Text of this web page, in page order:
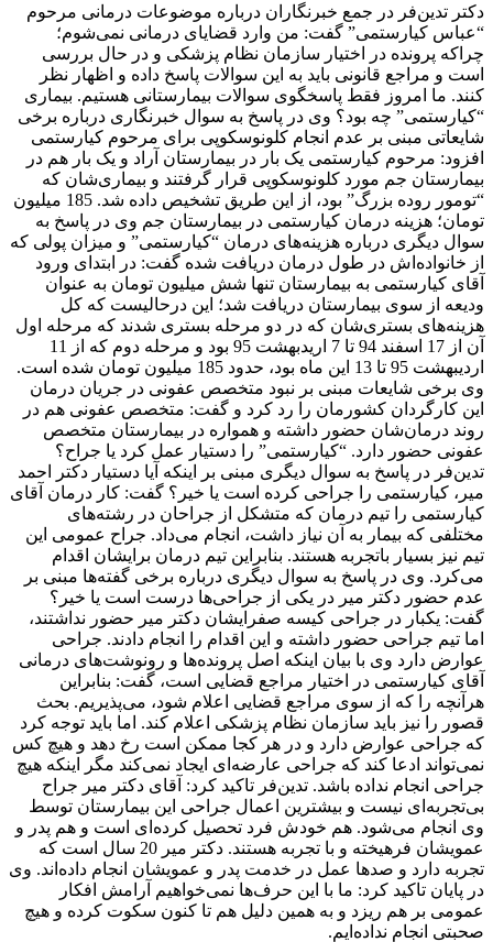
دکتر تدین‌فر در جمع خبرنگاران درباره موضوعات درمانی مرحوم
“عباس کیارستمی” گفت: من وارد قضایای درمانی نمی‌شوم؛
چراکه پرونده در اختیار سازمان نظام پزشکی و در حال بررسی
است و مراجع قانونی باید به این سوالات پاسخ داده و اظهار نظر
کنند. ما امروز فقط پاسخگوی سوالات بیمارستانی هستیم. بیماری
“کیارستمی” چه بود؟ وی در پاسخ به سوال خبرنگاری درباره برخی
شایعاتی مبنی بر عدم انجام کلونوسکوپی برای مرحوم کیارستمی
افزود: مرحوم کیارستمی یک بار در بیمارستان آراد و یک بار هم در
بیمارستان جم مورد کلونوسکوپی قرار گرفتند و بیماری‌شان که
“تومور روده بزرگ” بود، از این طریق تشخیص داده شد. 185 میلیون
تومان؛ هزینه درمان کیارستمی در بیمارستان جم وی در پاسخ به
سوال دیگری درباره هزینه‌های درمان “کیارستمی” و میزان پولی که
از خانواده‌اش در طول درمان دریافت شده گفت: در ابتدای ورود
آقای کیارستمی به بیمارستان تنها شش میلیون تومان به عنوان
ودیعه از سوی بیمارستان دریافت شد؛ این درحالیست که کل
هزینه‌های بستری‌شان که در دو مرحله بستری شدند که مرحله اول
آن از 17 اسفند 94 تا 7 اریدبهشت 95 بود و مرحله دوم که از 11
اردیبهشت 95 تا 13 این ماه بود، حدود 185 میلیون تومان شده است.
وی برخی شایعات مبنی بر نبود متخصص عفونی در جریان درمان
این کارگردان کشورمان را رد کرد و گفت: متخصص عفونی هم در
روند درمان‌شان حضور داشته و همواره در بیمارستان متخصص
عفونی حضور دارد. “کیارستمی” را دستیار عمل کرد یا جراح؟
تدین‌فر در پاسخ به سوال دیگری مبنی بر اینکه آیا دستیار دکتر احمد
میر، کیارستمی را جراحی کرده است یا خیر؟ گفت: کار درمان آقای
کیارستمی را تیم درمان که متشکل از جراحان در رشته‌های
مختلفی که بیمار به آن نیاز داشت، انجام می‌داد. جراح عمومی این
تیم نیز بسیار باتجربه هستند. بنابراین تیم درمان برایشان اقدام
می‌کرد. وی در پاسخ به سوال دیگری درباره برخی گفته‌ها مبنی بر
عدم حضور دکتر میر در یکی از جراحی‌ها درست است یا خیر؟
گفت: یکبار در جراحی کیسه صفرایشان دکتر میر حضور نداشتند،
اما تیم جراحی حضور داشته و این اقدام را انجام دادند. جراحی
عوارض دارد وی با بیان اینکه اصل پرونده‌ها و رونوشت‌های درمانی
آقای کیارستمی در اختیار مراجع قضایی است، گفت: بنابراین
هرآنچه را که از سوی مراجع قضایی اعلام شود، می‌پذیریم. بحث
قصور را نیز باید سازمان نظام پزشکی اعلام کند. اما باید توجه کرد
که جراحی عوارض دارد و در هر کجا ممکن است رخ دهد و هیچ کس
نمی‌تواند ادعا کند که جراحی عارضه‌ای ایجاد نمی‌کند مگر اینکه هیچ
جراحی انجام نداده باشد. تدین‌فر تاکید کرد: آقای دکتر میر جراح
بی‌تجربه‌ای نیست و بیشترین اعمال جراحی این بیمارستان توسط
وی انجام می‌شود. هم خودش فرد تحصیل کرده‌ای است و هم پدر و
عمویشان فرهیخته و با تجربه هستند. دکتر میر 20 سال است که
تجربه دارد و صدها عمل در خدمت پدر و عمویشان انجام داده‌اند. وی
در پایان تاکید کرد: ما با این حرف‌ها نمی‌خواهیم آرامش افکار
عمومی بر هم ریزد و به همین دلیل هم تا کنون سکوت کرده و هیچ
صحبتی انجام نداده‌ایم.